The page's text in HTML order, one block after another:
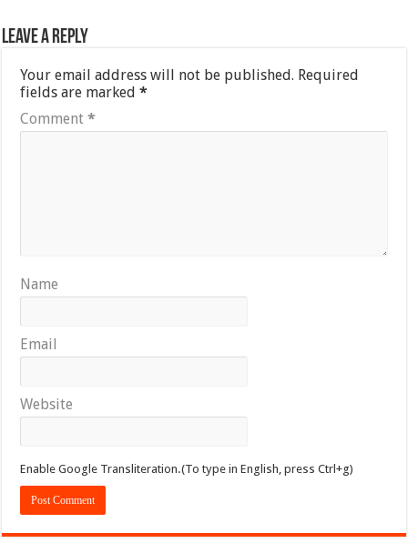
Leave a Reply
Your email address will not be published. Required
fields are marked*
Comment*
Name
Email
Website
Enable Google Transliteration.(To type in English, press Ctrl+g)